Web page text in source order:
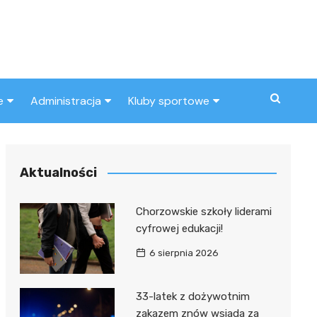
Administracja
Urząd miasta
Kluby sportowe
Aktualności
Chorzowskie szkoły liderami
cyfrowej edukacji!
6 sierpnia 2026
33-latek z dożywotnim
zakazem znów wsiada za